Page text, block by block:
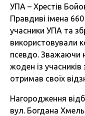
УПА – Хрестів
Правдиві імена
учасники УПА та
використовували
псевдо. Зважаючи
жоден із
отримав своїх
Нагородження
вул. Богдана